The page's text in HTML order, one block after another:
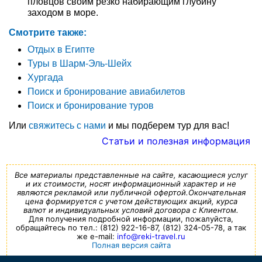
заходом в море.
Смотрите также:
Отдых в Египте
Туры в Шарм-Эль-Шейх
Хургада
Поиск и бронирование авиабилетов
Поиск и бронирование туров
Или свяжитесь с нами и мы подберем тур для вас!
Статьи и полезная информация
Все материалы представленные на сайте, касающиеся услуг
и их стоимости, носят информационный характер и не
являются рекламой или публичной офертой.Окончательная
цена формируется с учетом действующих акций, курса
валют и индивидуальных условий договора с Клиентом.
Для получения подробной информации, пожалуйста,
обращайтесь по тел.: (812) 922-16-87, (812) 324-05-78, а так
же e-mail: info@reki-travel.ru
Полная версия сайта